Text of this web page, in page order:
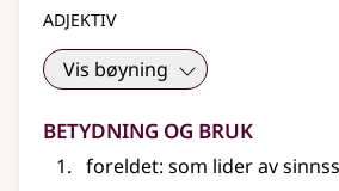
adjektiv
Vis bøyning
Betydning og bruk
foreldet: som lider av